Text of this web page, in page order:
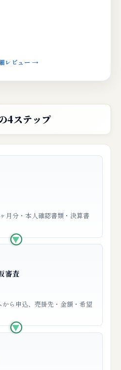
レビュー →
4ステップ
月分・本人確認書類・決算書
▶
審査
ら申込、売掛先・金額・希望
▶